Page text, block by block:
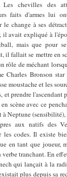
chevilles des
faits d'armes lui
le change à ses
il avait expliqué à
mais que pour
il fallait se mettre en
rôle de méchant
Charles Bronson
moustache et les
et prendre
scène avec ce
à Neptune
aux natifs des
les codes. Il existe
en tant que joueur,
tranchant. En
qui lançait à la
plus depuis sa